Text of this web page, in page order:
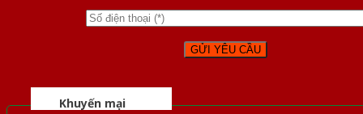
Khuyến mại